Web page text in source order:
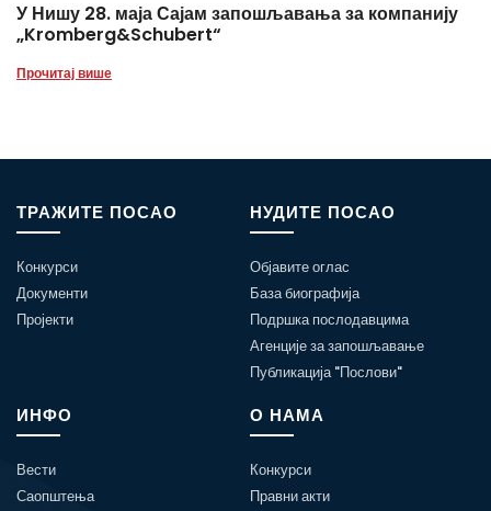
У Нишу 28. маја Сајам запошљавања за компанију
„Kromberg&Schubert“
Прочитај више
ТРАЖИТЕ ПОСАО
Конкурси
Документи
Пројекти
НУДИТЕ ПОСАО
Објавите оглас
База биографија
Подршка послодавцима
Агенције за запошљавање
Публикација "Послови"
ИНФО
Вести
Саопштења
О НАМА
Конкурси
Правни акти